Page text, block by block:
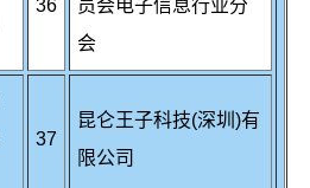
36
员会电子信息行业分
会
37
昆仑王子科技(深圳)有
限公司